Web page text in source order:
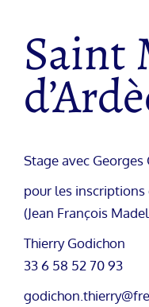
Saint
Stage avec Georges
pour les
(Jean François
Thierry Godichon
33 6 58 52 70 93